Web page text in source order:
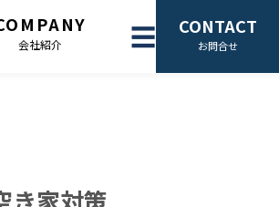
会社紹介 ☰ CONTACT
お問合せ
き家対策